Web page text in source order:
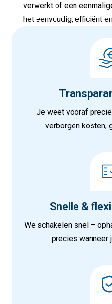
verwerkt of een
het eenvoudig, efficiënt
Je weet vooraf
verborgen kosten,
Snelle &
We schakelen snel –
precies wanneer